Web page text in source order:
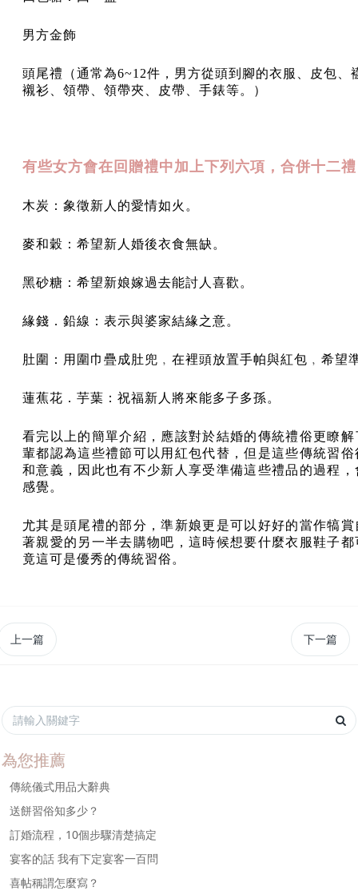
男方金飾
頭尾禮（通常為6~12件，男方從頭到腳的衣服、皮包、
襯衫、領帶、領帶夾、皮帶、手錶等。）
有些女方會在回贈禮中加上下列六項，合併十二
木炭：象徵新人的愛情如火。
麥和穀：希望新人婚後衣食無缺。
黑砂糖：希望新娘嫁過去能討人喜歡。
緣錢．鉛線：表示與婆家結緣之意。
肚圍：用圍巾疊成肚兜﹐在裡頭放置手帕與紅包﹐希望
蓮蕉花．芋葉：祝福新人將來能多子多孫。
看完以上的簡單介紹，應該對於結婚的傳統禮俗更瞭
輩都認為這些禮節可以用紅包代替，但是這些傳統習
和意義，因此也有不少新人享受準備這些禮品的過程
感覺。
尤其是頭尾禮的部分，準新娘更是可以好好的當作犒
著親愛的另一半去購物吧，這時候想要什麼衣服鞋子
竟這可是優秀的傳統習俗。
上一篇 下一篇
為您推薦
傳統儀式用品大辭典
送餅習俗知多少？
訂婚流程，10個步驟清楚搞定
宴客的話 我有下定宴客一百問
喜帖稱謂怎麼寫？